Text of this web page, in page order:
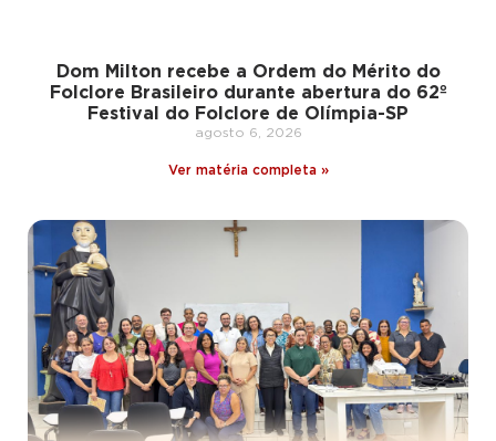
Dom Milton recebe a Ordem do Mérito do
Folclore Brasileiro durante abertura do 62º
Festival do Folclore de Olímpia-SP
agosto 6, 2026
Ver matéria completa »